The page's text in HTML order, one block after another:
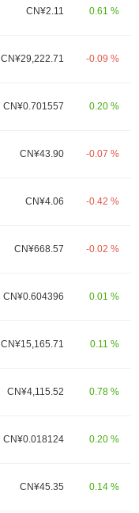
CN¥2.11 0.61 %
CN¥29,222.71 -0.09 %
CN¥0.701557 0.20 %
CN¥43.90 -0.07 %
CN¥4.06 -0.42 %
CN¥668.57 -0.02 %
CN¥0.604396 0.01 %
CN¥15,165.71 0.11 %
CN¥4,115.52 0.78 %
CN¥0.018124 0.20 %
CN¥45.35 0.14 %